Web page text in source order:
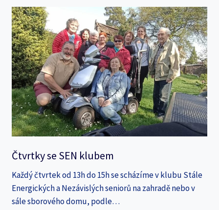
Čtvrtky se SEN klubem
Každý čtvrtek od 13h do 15h se scházíme v klubu Stále
Energických a Nezávislých seniorů na zahradě nebo v
sále sborového domu, podle…